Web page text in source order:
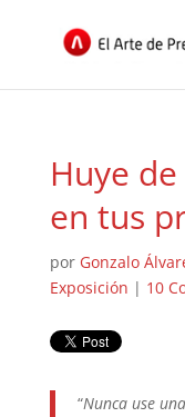
Huye
en tus
por Gonzalo
Exposición | 10
“Nunca use